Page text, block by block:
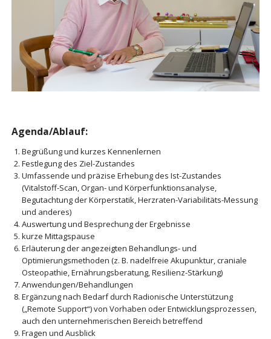
Agenda/Ablauf:
Begrüßung und kurzes Kennenlernen
Festlegung des Ziel-Zustandes
Umfassende und präzise Erhebung des Ist-Zustandes
(Vitalstoff-Scan, Organ- und Körperfunktionsanalyse,
Begutachtung der Körperstatik, Herzraten-Variabilitäts-Messung
und anderes)
Auswertung und Besprechung der Ergebnisse
kurze Mittagspause
Erläuterung der angezeigten Behandlungs- und
Optimierungsmethoden (z. B. nadelfreie Akupunktur, craniale
Osteopathie, Ernährungsberatung, Resilienz-Stärkung)
Anwendungen/Behandlungen
Ergänzung nach Bedarf durch Radionische Unterstützung
(„Remote Support“) von Vorhaben oder Entwicklungsprozessen,
auch den unternehmerischen Bereich betreffend
Fragen und Ausblick